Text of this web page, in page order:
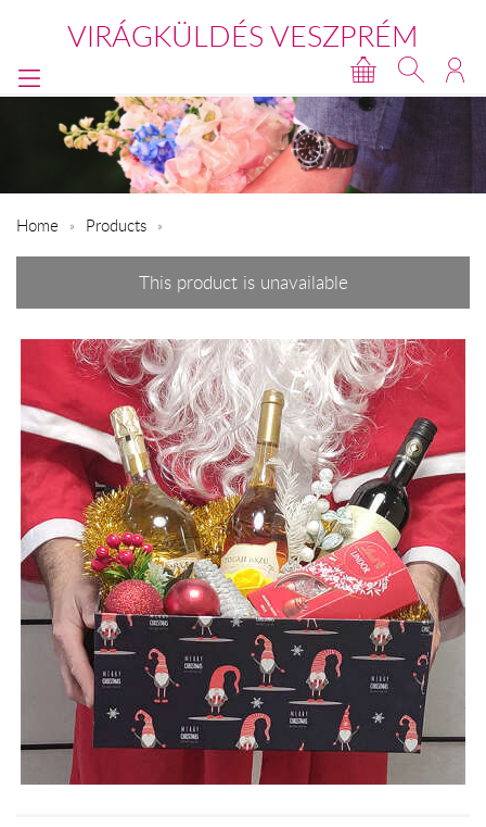
VIRÁGKÜLDÉS VESZPRÉM
Home Products
This product is unavailable